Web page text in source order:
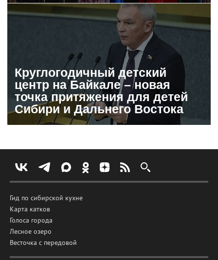
Круглогодичный детский
центр на Байкале – новая
точка притяжения для детей
Сибири и Дальнего Востока
Гид по сибирской кухне
Карта катков
Голоса города
Лесное озеро
Весточка с передовой